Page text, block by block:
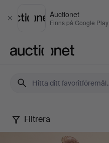
Stäng
Auctionet
Finns på Google Play
Stockholms
Filtrera